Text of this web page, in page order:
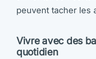
peuvent tacher les
Vivre avec des
quotidien